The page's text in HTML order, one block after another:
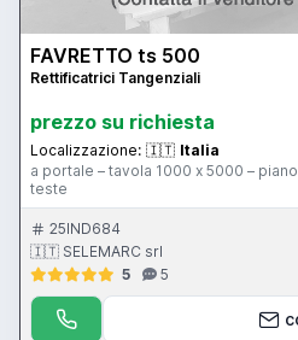
FAVRETTO ts 500
Rettificatrici Tangenziali
prezzo su richiesta
Localizzazione: 🇮🇹 Italia
a portale – tavola 1000 x 5000 –
teste
25IND684
🇮🇹 SELEMARC srl
5
5